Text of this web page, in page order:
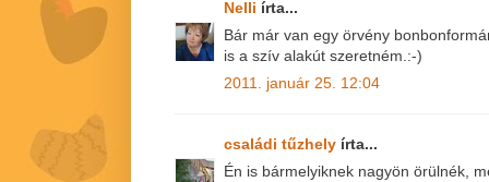
Nelli írta...
Bár már van egy örvény
is a szív alakút szeretném.:-)
2011. január 25. 12:04
családi tűzhely írta...
Én is bármelyiknek nagyön örülnék,